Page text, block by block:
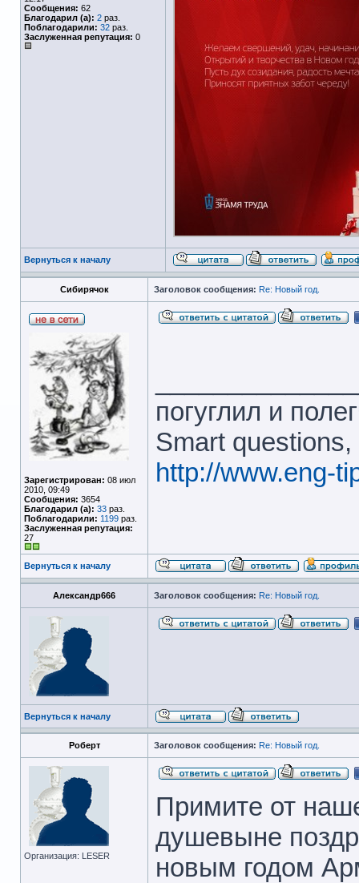
Сообщения: 62
Благодарил (а): 2 раз.
Поблагодарили: 32 раз.
Заслуженная репутация: 0
Вернуться к началу
Сибирячок Заголовок сообщения: Re: Новый год.
Зарегистрирован: 08 июл
2010, 09:49
Сообщения: 3654
Благодарил (а): 33 раз.
Поблагодарили: 1199 раз.
Заслуженная репутация:
27
погуглил и
Smart
http://www.eng-
Вернуться к началу
Александр666 Заголовок сообщения: Re: Новый год.
Вернуться к началу
Роберт Заголовок сообщения: Re: Новый год.
Организация: LESER
Примите от
душевыне
новым годом